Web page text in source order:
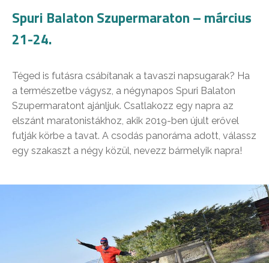
Spuri Balaton Szupermaraton – március
21-24.
Téged is futásra csábítanak a tavaszi napsugarak? Ha
a természetbe vágysz, a négynapos Spuri Balaton
Szupermaratont ajánljuk. Csatlakozz egy napra az
elszánt maratonistákhoz, akik 2019-ben újult erővel
futják körbe a tavat. A csodás panoráma adott, válassz
egy szakaszt a négy közül, nevezz bármelyik napra!